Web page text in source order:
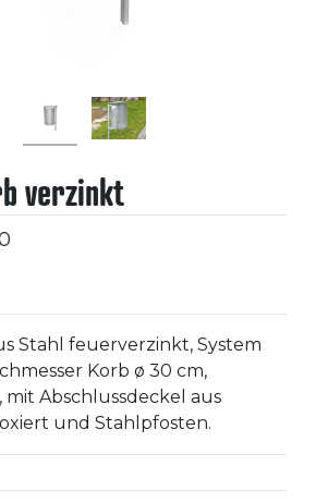
verzinkt
Stahl feuerverzinkt, System
Korb ø 30 cm,
mit Abschlussdeckel aus
und Stahlpfosten.